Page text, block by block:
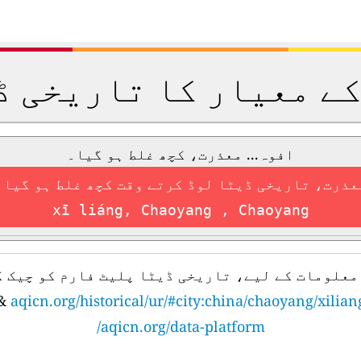
معیار کا تاریخی
افوہ... معذرت، کچھ غلط ہو گیا۔
تاریخی ڈیٹا لوڈ کرتے وقت کچھ غلط ہو
xī liáng, Chaoyang , Chaoyang
معلومات کے لیے، تاریخی ڈیٹا پلیٹ فارم کو چیک
aqicn.org/historical/ur/#city:china/chaoyang/
aqicn.org/data-platform/